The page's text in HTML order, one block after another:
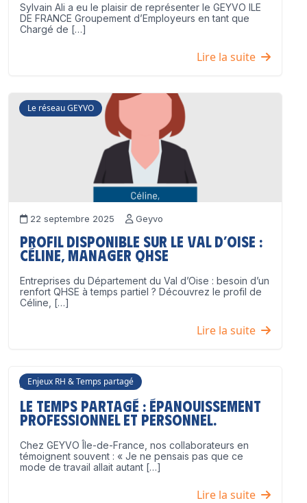
Sylvain Ali a eu le plaisir de représenter le GEYVO ILE
DE FRANCE Groupement d’Employeurs en tant que
Chargé de […]
Lire la suite
Le réseau GEYVO
22 septembre 2025 Geyvo
Profil disponible sur le Val d’Oise :
Céline, Manager QHSE
Entreprises du Département du Val d’Oise : besoin d’un
renfort QHSE à temps partiel ? Découvrez le profil de
Céline, […]
Lire la suite
Enjeux RH & Temps partagé
17 juillet 2025 Geyvo
Le temps partagé : épanouissement
professionnel ET personnel.
Chez GEYVO Île-de-France, nos collaborateurs en
témoignent souvent : « Je ne pensais pas que ce
mode de travail allait autant […]
Lire la suite